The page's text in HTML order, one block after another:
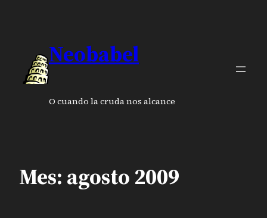
contenidoNeobabel
O cuando la cruda nos alcance
Mes: agosto 2009